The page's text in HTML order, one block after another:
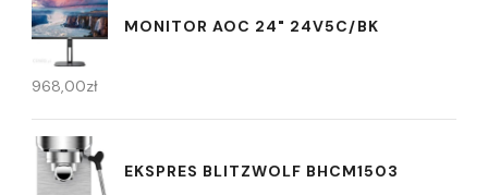
MONITOR AOC 24" 24V5C/BK
968,00zł
EKSPRES BLITZWOLF BHCM1503